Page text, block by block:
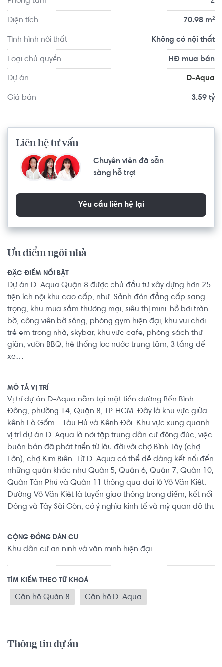
Đường Võ Văn Kiệt là tuyến giao thông trọng điểm, kết nối
Đông và Tây Sài Gòn, có ý nghĩa kinh tế và mỹ quan đô thị.
Diện tích 70.98 m²
Tình hình nội thất Không có nội thất
Loại chủ quyền HĐ mua bán
Dự án D-Aqua
Giá bán 3.59 tỷ
Liên hệ tư vấn
Chuyên viên đã sẵn
sàng hỗ trợ!
Yêu cầu liên hệ lại
Ưu điểm ngôi nhà
ĐẶC ĐIỂM NỔI BẬT
Dự án D-Aqua Quận 8 được chủ đầu tư xây dựng hơn 25
tiện ích nội khu cao cấp, như: Sảnh đón đẳng cấp sang
trọng, khu mua sắm thương mại, siêu thị mini, hồ bơi tràn
bờ, công viên bờ sông, phòng gym hiện đại, khu vui chơi
trẻ em trong nhà, skybar, khu vực cafe, phòng sách thư
giãn, vườn BBQ, hệ thống lọc nước trung tâm, 3 tầng để
xe…
MÔ TẢ VỊ TRÍ
Vị trí dự án D-Aqua nằm tại mặt tiền đường Bến Bình
Đông, phường 14, Quận 8, TP. HCM. Đây là khu vực giữa
kênh Lò Gốm – Tàu Hủ và Kênh Đôi. Khu vực xung quanh
vị trí dự án D-Aqua là nơi tập trung dân cư đông đúc, việc
buôn bán đã phát triển từ lâu đời với chợ Bình Tây (chợ
Lớn), chợ Kim Biên. Từ D-Aqua có thể dễ dàng kết nối đến
những quận khác như Quận 5, Quận 6, Quận 7, Quận 10,
Quận Tân Phú và Quận 11 thông qua đại lộ Võ Văn Kiệt.
Đường Võ Văn Kiệt là tuyến giao thông trọng điểm, kết nối
Đông và Tây Sài Gòn, có ý nghĩa kinh tế và mỹ quan đô thị.
CỘNG ĐỒNG DÂN CƯ
Khu dân cư an ninh và văn minh hiện đại.
TÌM KIẾM THEO TỪ KHOÁ
Căn hộ Quận 8 Căn hộ D-Aqua
Thông tin dự án